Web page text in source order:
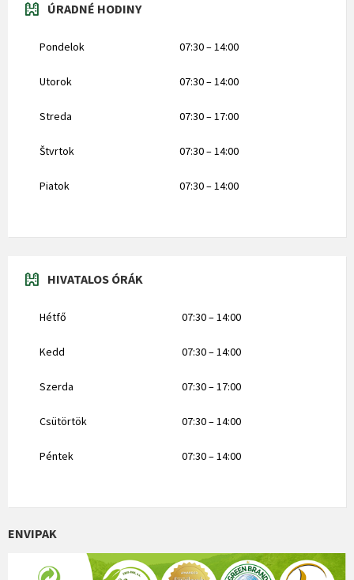
ÚRADNÉ HODINY
Pondelok 07:30 – 14:00
Utorok 07:30 – 14:00
Streda 07:30 – 17:00
Štvrtok 07:30 – 14:00
Piatok 07:30 – 14:00
HIVATALOS ÓRÁK
Hétfő 07:30 – 14:00
Kedd 07:30 – 14:00
Szerda 07:30 – 17:00
Csütörtök 07:30 – 14:00
Péntek 07:30 – 14:00
ENVIPAK